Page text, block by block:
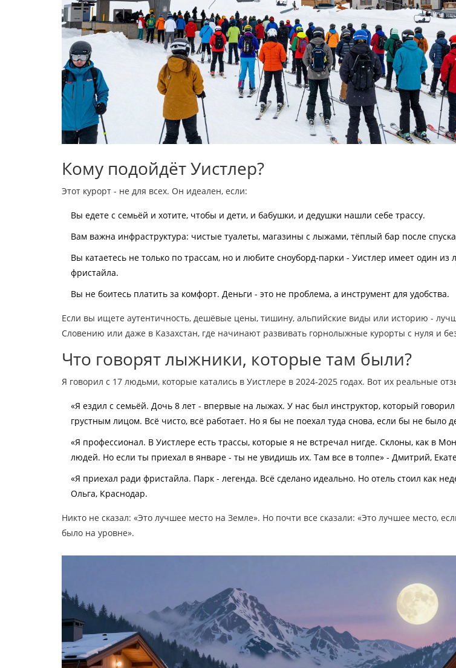
Кому подойдёт Уистлер?
Этот курорт - не для всех. Он идеален, если:
Вы едете с семьёй и хотите, чтобы и дети, и бабушки, и дедушки нашли себе трассу.
Вам важна инфраструктура: чистые туалеты, магазины с лыжами, тёплый бар после
Вы катаетесь не только по трассам, но и любите сноуборд-парки - Уистлер имеет один
фристайла.
Вы не боитесь платить за комфорт. Деньги - это не проблема, а инструмент для удобства.
Если вы ищете аутентичность, дешёвые цены, тишину, альпийские виды или историю -
Словению или даже в Казахстан, где начинают развивать горнолыжные курорты с нуля и
Что говорят лыжники, которые там были?
Я говорил с 17 людьми, которые катались в Уистлере в 2024-2025 годах. Вот их реальные
«Я ездил с семьёй. Дочь 8 лет - впервые на лыжах. У нас был инструктор, который
грустным лицом. Всё чисто, всё работает. Но я бы не поехал туда снова, если бы не было
«Я профессионал. В Уистлере есть трассы, которые я не встречал нигде. Склоны, как в
людей. Но если ты приехал в январе - ты не увидишь их. Там все в толпе» - Дмитрий,
«Я приехал ради фристайла. Парк - легенда. Всё сделано идеально. Но отель стоил как
Ольга, Краснодар.
Никто не сказал: «Это лучшее место на Земле». Но почти все сказали: «Это лучшее место,
было на уровне».